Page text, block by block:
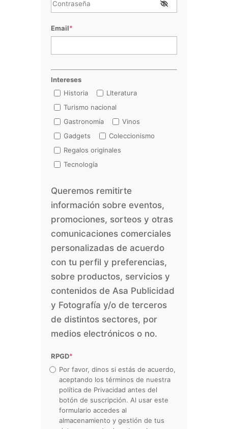
Email*
Intereses
Historia
LIteratura
Turismo nacional
Gastronomía
Vinos
Gadgets
Coleccionismo
Regalos originales
Tecnología
Queremos remitirte
información sobre eventos,
promociones, sorteos y otras
comunicaciones comerciales
personalizadas de acuerdo
con tu perfil y preferencias,
sobre productos, servicios y
contenidos de Asa Publicidad
y Fotografía y/o de terceros
de distintos sectores, por
medios electrónicos o no.
RPGD*
Por favor, dinos si estás de acuerdo,
aceptando los términos de nuestra
política de Privacidad antes del
botón de suscripción. Al usar este
formulario accedes al
almacenamiento y gestión de tus